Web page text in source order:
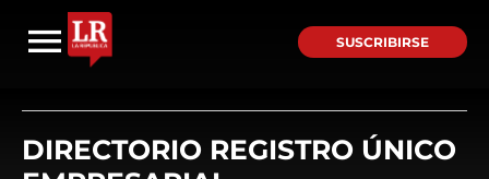
SUSCRIBIRSE
DIRECTORIO REGISTRO ÚNICO